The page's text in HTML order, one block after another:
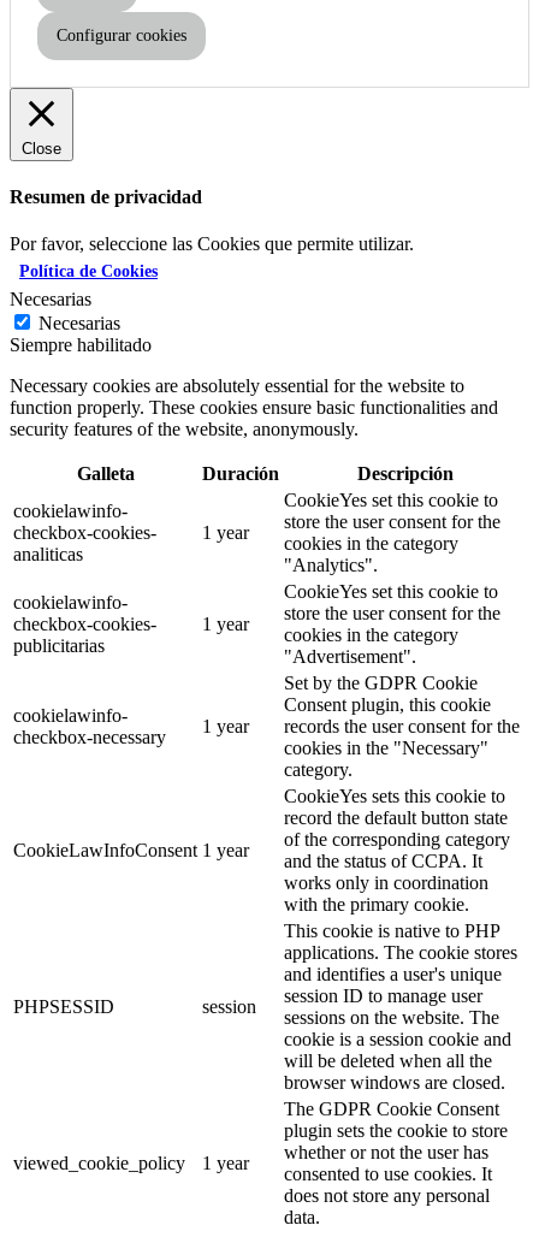
Configurar cookies
Close
Resumen de privacidad
Por favor, seleccione las Cookies que permite utilizar.
Política de Cookies
Necesarias
Necesarias
Siempre habilitado
Necessary cookies are absolutely essential for the website to
function properly. These cookies ensure basic functionalities and
security features of the website, anonymously.
Galleta Duración
Descripción
cookielawinfo-
checkbox-cookies-
analiticas
1 year
CookieYes set this cookie to
store the user consent for the
cookies in the category
"Analytics".
cookielawinfo-
checkbox-cookies-
publicitarias
1 year
CookieYes set this cookie to
store the user consent for the
cookies in the category
"Advertisement".
cookielawinfo-
checkbox-necessary
1 year
Set by the GDPR Cookie
Consent plugin, this cookie
records the user consent for the
cookies in the "Necessary"
category.
CookieLawInfoConsent 1 year
CookieYes sets this cookie to
record the default button state
of the corresponding category
and the status of CCPA. It
works only in coordination
with the primary cookie.
PHPSESSID session
This cookie is native to PHP
applications. The cookie stores
and identifies a user's unique
session ID to manage user
sessions on the website. The
cookie is a session cookie and
will be deleted when all the
browser windows are closed.
viewed_cookie_policy 1 year
The GDPR Cookie Consent
plugin sets the cookie to store
whether or not the user has
consented to use cookies. It
does not store any personal
data.